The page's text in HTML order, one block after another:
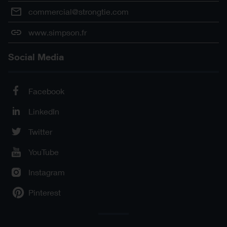
commercial@strongtie.com
www.simpson.fr
Social Media
Facebook
LinkedIn
Twitter
YouTube
Instagram
Pinterest